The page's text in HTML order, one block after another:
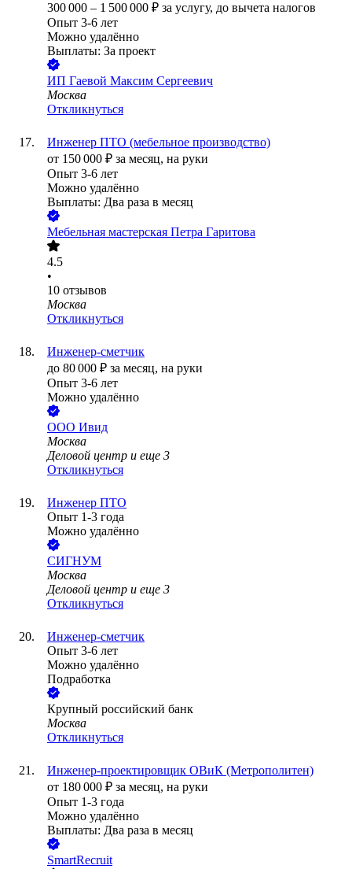
300 000 – 1 500 000 ₽ за услугу, до вычета налогов
Опыт 3-6 лет
Можно удалённо
Выплаты: За проект
ИП Гаевой Максим Сергеевич
Москва
Откликнуться
Инженер ПТО (мебельное производство)
от 150 000 ₽ за месяц, на руки
Опыт 3-6 лет
Можно удалённо
Выплаты: Два раза в месяц
Мебельная мастерская Петра Гаритова
4.5
•
10 отзывов
Москва
Откликнуться
Инженер-сметчик
до 80 000 ₽ за месяц, на руки
Опыт 3-6 лет
Можно удалённо
ООО Ивид
Москва
Деловой центр и еще 3
Откликнуться
Инженер ПТО
Опыт 1-3 года
Можно удалённо
СИГНУМ
Москва
Деловой центр и еще 3
Откликнуться
Инженер-сметчик
Опыт 3-6 лет
Можно удалённо
Подработка
Крупный российский банк
Москва
Откликнуться
Инженер-проектировщик ОВиК (Метрополитен)
от 180 000 ₽ за месяц, на руки
Опыт 1-3 года
Можно удалённо
Выплаты: Два раза в месяц
SmartRecruit